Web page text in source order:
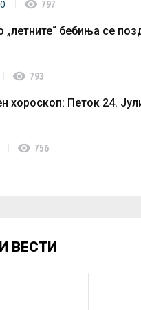
visibility 797
„летните“ бебиња се
visibility 793
хороскоп: Петок 24.
visibility 756
ВЕСТИ